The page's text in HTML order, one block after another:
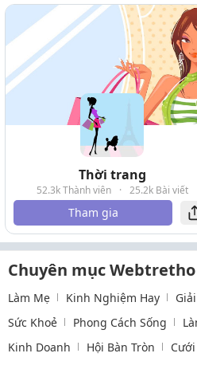
Thời trang
52.3k Thành viên · 25.2k Bài viết
Tham gia
Chuyên mục Webtretho
Làm Mẹ Kinh Nghiệm Hay
Sức Khoẻ
Phong Cách Sống
Kinh Doanh
Hội Bàn Tròn Cưới